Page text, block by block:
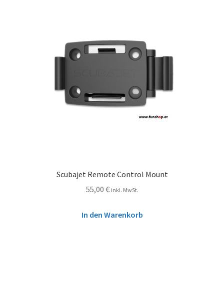
Scubajet Remote Control Mount
55,00 € inkl. MwSt.
In den Warenkorb